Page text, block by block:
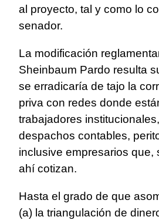
al proyecto, tal y como lo
senador.
La modificación
Sheinbaum Pardo resulta
se erradicaría de tajo la
priva con redes donde
trabajadores
despachos contables,
inclusive empresarios que,
ahí cotizan.
Hasta el grado de que
(a) la triangulación de